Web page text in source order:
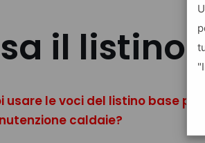
il listino
usare le voci del listino base per
caldaie?